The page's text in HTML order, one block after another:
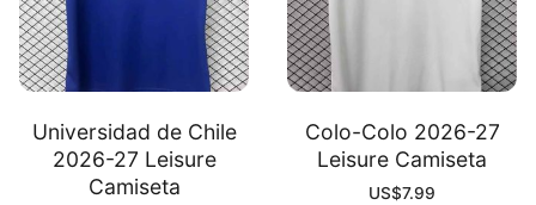
Universidad de Chile
2026-27 Leisure
Camiseta
Colo-Colo 2026-27
Leisure Camiseta
US$7.99